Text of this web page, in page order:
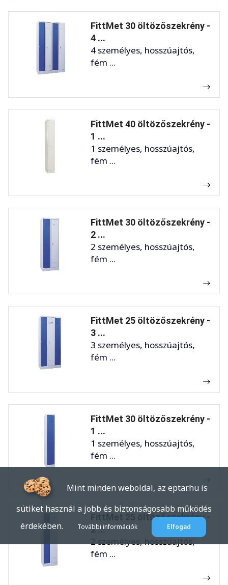
FittMet 30 öltözőszekrény -
4 ...
4 személyes, hosszúajtós,
fém ...
FittMet 40 öltözőszekrény -
1 ...
1 személyes, hosszúajtós,
fém ...
FittMet 30 öltözőszekrény -
2 ...
2 személyes, hosszúajtós,
fém ...
FittMet 25 öltözőszekrény -
3 ...
3 személyes, hosszúajtós,
fém ...
FittMet 30 öltözőszekrény -
1 ...
1 személyes, hosszúajtós,
fém ...
FittMet 25 öltözőszekrény -
2 ...
2 személyes, hosszúajtós,
fém ...
Mint minden weboldal, az eptar.hu is
sütiket használ a jobb és biztonságosabb működés
érdekében.
További információk Elfogad